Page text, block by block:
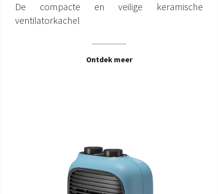
De compacte en veilige keramische
ventilatorkachel
Ontdek meer